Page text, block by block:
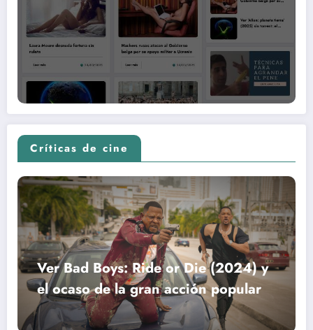
Críticas de cine
Ver Bad Boys: Ride or Die (2024) y
el ocaso de la gran acción popular